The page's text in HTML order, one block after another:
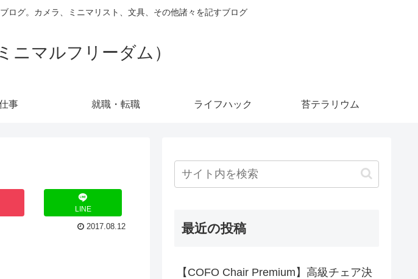
ログ。カメラ、ミニマリスト、文具、その他諸々を記すブログ
ニマルフリーダム）
事 就職・転職 ライフハック 苔テラリウム
LINE
2017.08.12 最近の投稿
【COFO Chair Premium】高級チェア決